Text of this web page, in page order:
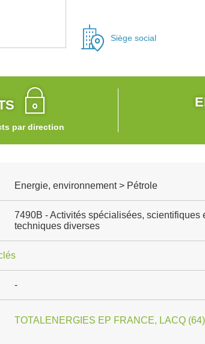
Siège social
par direction
Energie, environnement > Pétrole
7490B - Activités spécialisées, scientifiques
techniques diverses
-
TOTALENERGIES EP FRANCE, LACQ (64)